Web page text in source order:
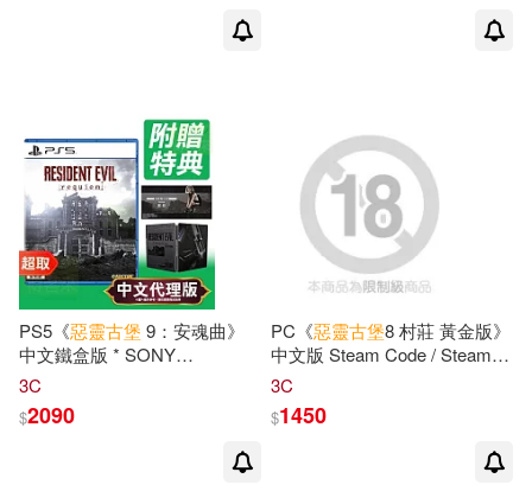
PS5《惡靈古堡 9：安魂曲》
中文鐵盒版 * SONY
Playstation * 台灣代理版
3C
$2090
PC《惡靈古堡8 村莊 黃金版》
中文版 Steam Code / Steam
Key 數位下載版 ⚘ 台灣代理版
3C
$1450